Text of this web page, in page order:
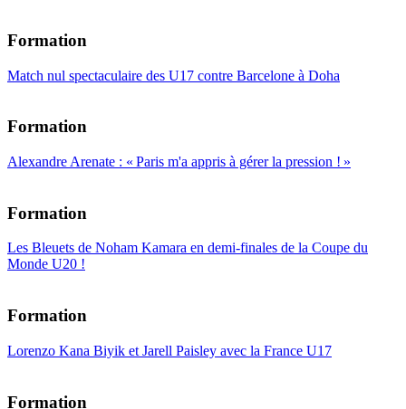
Formation
Match nul spectaculaire des U17 contre Barcelone à Doha
Formation
Alexandre Arenate : « Paris m'a appris à gérer la pression ! »
Formation
Les Bleuets de Noham Kamara en demi-finales de la Coupe du
Monde U20 !
Formation
Lorenzo Kana Biyik et Jarell Paisley avec la France U17
Formation